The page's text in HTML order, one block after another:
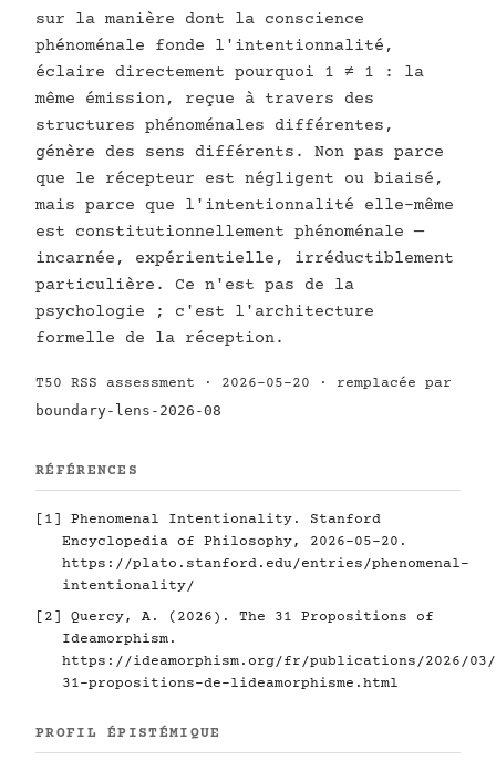
sur la manière dont la conscience
phénoménale fonde l'intentionnalité,
éclaire directement pourquoi 1 ≠ 1 : la
même émission, reçue à travers des
structures phénoménales différentes,
génère des sens différents. Non pas parce
que le récepteur est négligent ou biaisé,
mais parce que l'intentionnalité elle-même
est constitutionnellement phénoménale —
incarnée, expérientielle, irréductiblement
particulière. Ce n'est pas de la
psychologie ; c'est l'architecture
formelle de la réception.
T50 RSS assessment · 2026-05-20 · remplacée par
boundary-lens-2026-08
RÉFÉRENCES
[1]
Phenomenal Intentionality. Stanford
Encyclopedia of Philosophy, 2026-05-20.
https://plato.stanford.edu/entries/phenomenal-
intentionality/
[2]
Quercy, A. (2026). The 31 Propositions of
Ideamorphism.
https://ideamorphism.org/fr/publications/2026/
31-propositions-de-lideamorphisme.html
PROFIL ÉPISTÉMIQUE